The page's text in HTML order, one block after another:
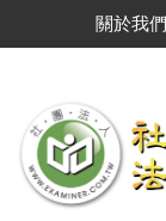
關於我們